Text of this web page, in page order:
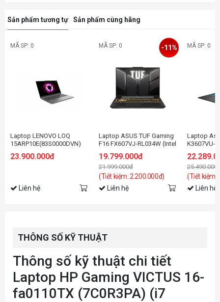
Sản phẩm tương tự Sản phẩm cùng hãng
MÃ SP: 0
Laptop LENOVO LOQ
15ARP10E(83S0000DVN)
7535HS/16GD5/512GSSD/15.6FHD144Hz/Wifi6/BT/4C/6G_RTX3050/
23.900.000đ
Liên hệ
MÃ SP: 0
Laptop ASUS TUF Gaming
F16 FX607VJ-RL034W (Intel
6GB | 16 inch FHD 144Hz |
16GB | 512GB | Win 11 |
Xám)
19.799.000đ
21.999.000đ
(Tiết kiệm: 2.200.000đ)
-11%
Liên hệ
MÃ SP: 0
Laptop
K3607VU-
16GB |
16 inch
Win 11 |
(Tiết kiệm:
Liên hệ
THÔNG SỐ KỸ THUẬT
Thông số kỹ thuật chi tiết
Laptop HP Gaming VICTUS 16-
fa0110TX (7C0R3PA) (i7